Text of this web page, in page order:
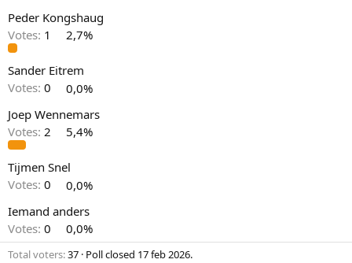
Peder Kongshaug
Votes: 1 2,7%
Sander Eitrem
Votes: 0
0,0%
Joep Wennemars
Votes: 2 5,4%
Tijmen Snel
Votes: 0
0,0%
Iemand anders
Votes: 0 0,0%
Total voters 37 Poll closed 17 feb 2026.